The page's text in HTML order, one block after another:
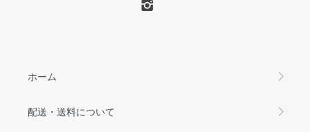
ホーム
配送・送料について